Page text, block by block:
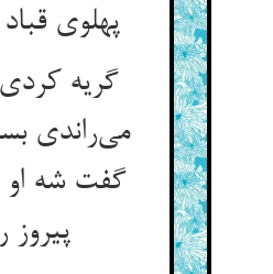
گریه
می‌راندی
گفت شه او
پیروز روز